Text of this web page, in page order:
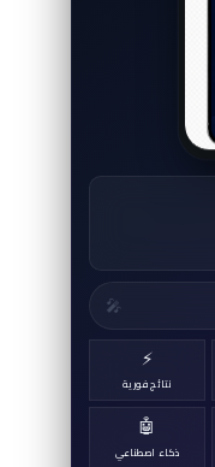
🎤
⚡
نتائج فورية
🤖
ذكاء اصطناعي